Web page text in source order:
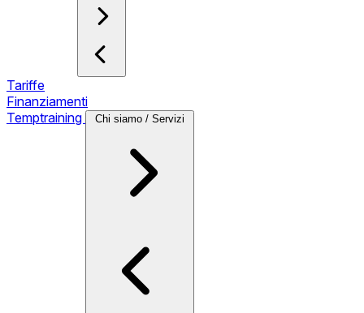
Tariffe
Finanziamenti
Temptraining
Chi siamo / Servizi